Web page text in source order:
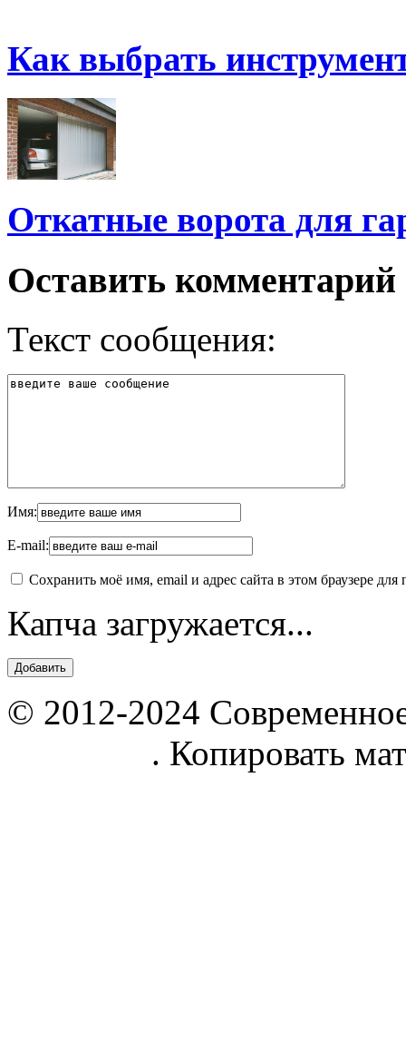
Как выбрать
Откатные ворота для
Оставить комментарий
Текст сообщения:
Имя:
E-mail:
Сохранить моё имя, email и адрес сайта в этом браузере
Капча загружается...
© 2012-2024
. Копировать